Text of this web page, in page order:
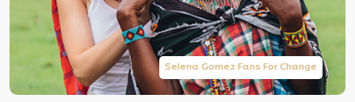
Selena Gomez Fans For Change